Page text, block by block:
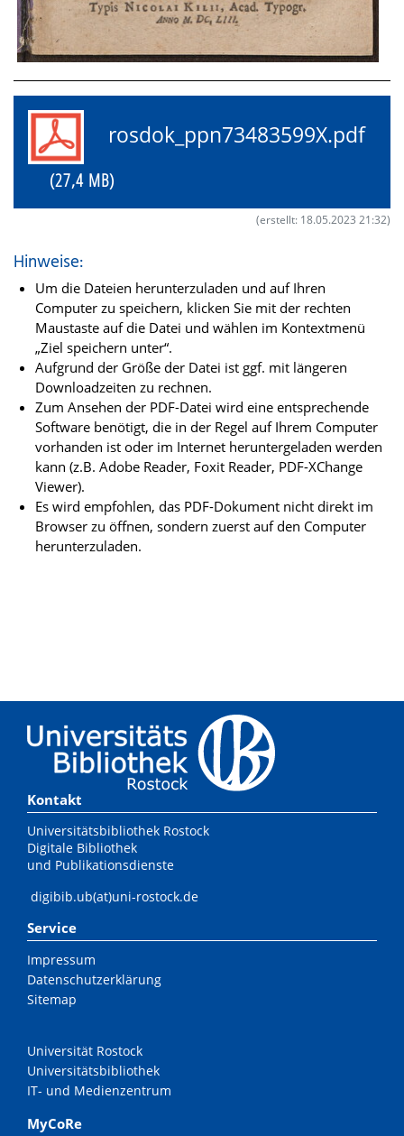
rosdok_ppn73483599X.pdf
(27,4 MB)
(erstellt: 18.05.2023 21:32)
Hinweise:
Um die Dateien herunterzuladen und auf Ihren
Computer zu speichern, klicken Sie mit der rechten
Maustaste auf die Datei und wählen im Kontextmenü
„Ziel speichern unter“.
Aufgrund der Größe der Datei ist ggf. mit längeren
Downloadzeiten zu rechnen.
Zum Ansehen der PDF-Datei wird eine entsprechende
Software benötigt, die in der Regel auf Ihrem Computer
vorhanden ist oder im Internet heruntergeladen werden
kann (z.B. Adobe Reader, Foxit Reader, PDF-XChange
Viewer).
Es wird empfohlen, das PDF-Dokument nicht direkt im
Browser zu öffnen, sondern zuerst auf den Computer
herunterzuladen.
Kontakt
Universitätsbibliothek Rostock
Digitale Bibliothek
und Publikationsdienste
digibib.ub(at)uni-rostock.de
Service
Impressum
Datenschutzerklärung
Sitemap
Universität Rostock
Universitätsbibliothek
IT- und Medienzentrum
MyCoRe